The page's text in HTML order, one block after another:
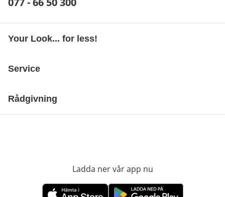
Your Look... for less!
Service
Rådgivning
Ladda ner vår app nu